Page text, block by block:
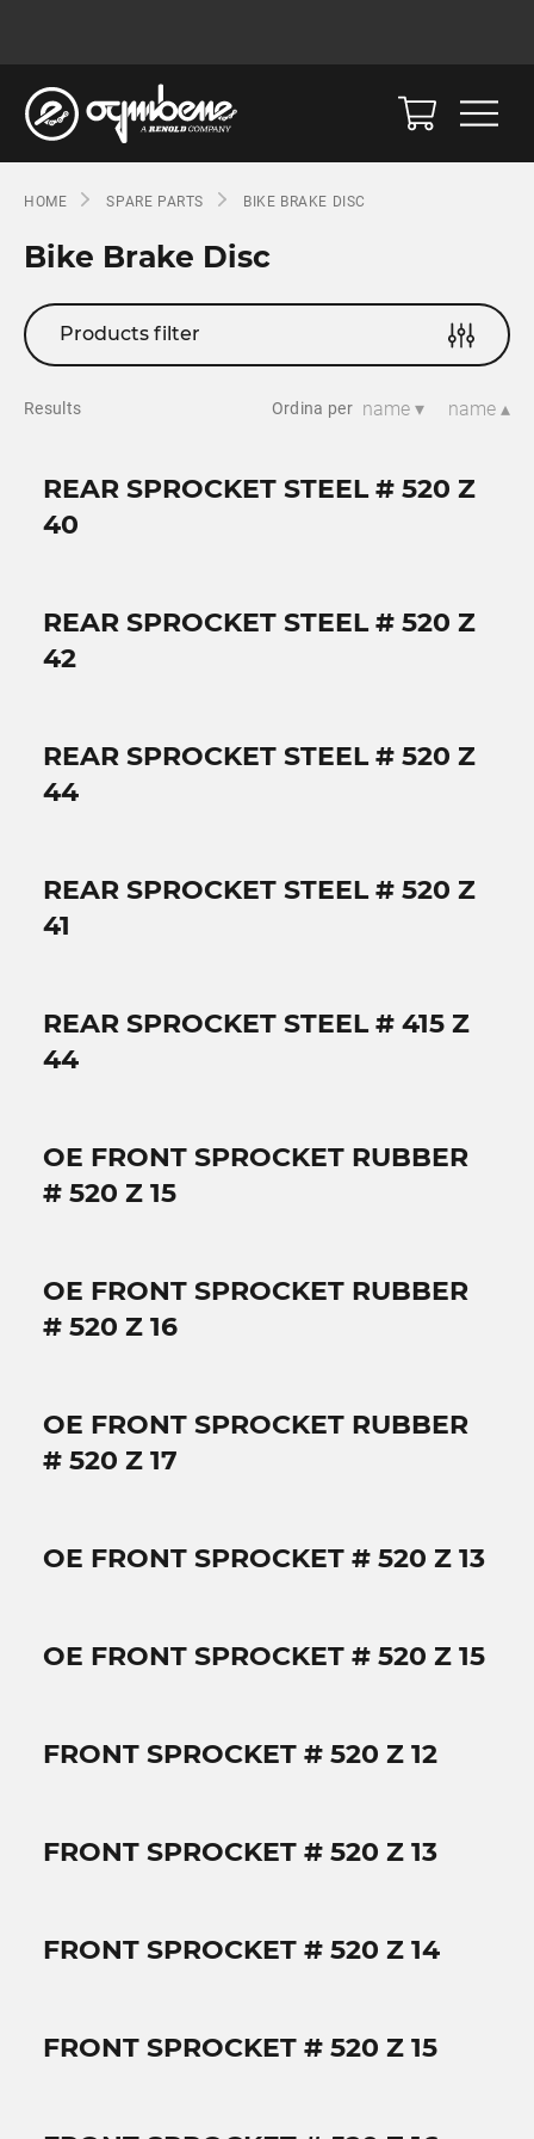
HOME SPARE PARTS BIKE BRAKE DISC
Bike Brake Disc
Products filter
Results Ordina per name ▾ name ▴
REAR SPROCKET STEEL # 520 Z
40
REAR SPROCKET STEEL # 520 Z
42
REAR SPROCKET STEEL # 520 Z
44
REAR SPROCKET STEEL # 520 Z
41
REAR SPROCKET STEEL # 415 Z
44
OE FRONT SPROCKET RUBBER
# 520 Z 15
OE FRONT SPROCKET RUBBER
# 520 Z 16
OE FRONT SPROCKET RUBBER
# 520 Z 17
OE FRONT SPROCKET # 520 Z 13
OE FRONT SPROCKET # 520 Z 15
FRONT SPROCKET # 520 Z 12
FRONT SPROCKET # 520 Z 13
FRONT SPROCKET # 520 Z 14
FRONT SPROCKET # 520 Z 15